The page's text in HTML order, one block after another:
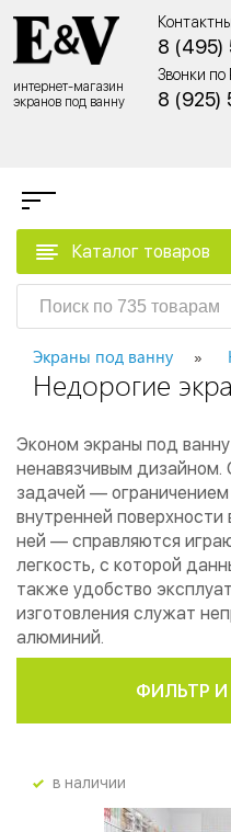
интернет-магазин
экранов под ванну
8 (495)
Звонки по
8 (925)
Каталог товаров
Экраны под ванну
Недорогие
Эконом экраны под
ненавязчивым дизайном.
задачей —
внутренней
ней — справляются
легкость, с которой
также удобство
изготовления служат
алюминий.
ФИЛЬТР
в наличии